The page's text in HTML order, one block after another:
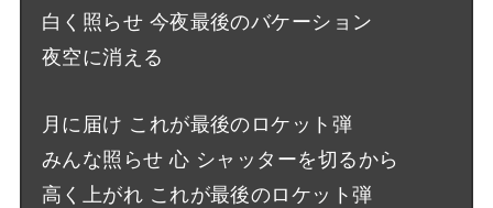
白く照らせ 今夜最後のバケーション
夜空に消える
月に届け これが最後のロケット弾
みんな照らせ 心 シャッターを切るから
高く上がれ これが最後のロケット弾